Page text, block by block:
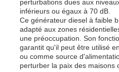
perturbations dues aux
inférieurs ou égaux à 70 dB.
Ce générateur diesel à faible
adapté aux zones
une préoccupation. Son
garantit qu'il peut être utilisé
ou comme source
perturber la paix des maisons